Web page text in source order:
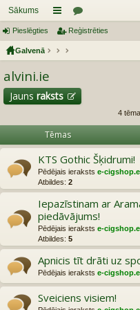
Sākums
aī
sn
or
Pieslēgties Reģistrēties
Galvenā
alvini.ie
Jauns raksts
4
Tēmas
KTS Gothic Šķidrumi!
Pēdējais ieraksts e-
Atbildes: 2
Iepazīstinam ar
piedāvājums!
Pēdējais ieraksts e-
Atbildes: 5
Apnicis tīt drāti uz
Pēdējais ieraksts e-
Sveiciens visiem!